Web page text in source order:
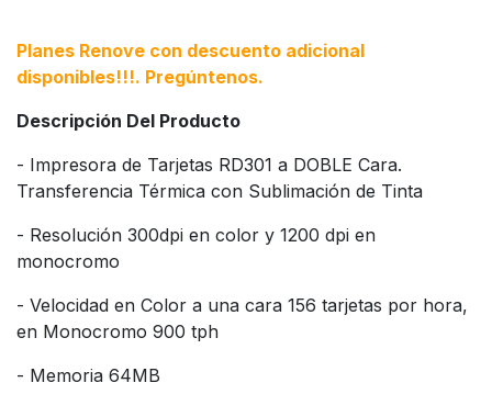
Planes Renove con descuento adicional
disponibles!!!. Pregúntenos.
Descripción Del Producto
- Impresora de Tarjetas RD301 a DOBLE Cara.
Transferencia Térmica con Sublimación de Tinta
- Resolución 300dpi en color y 1200 dpi en
monocromo
- Velocidad en Color a una cara 156 tarjetas por hora,
en Monocromo 900 tph
- Memoria 64MB